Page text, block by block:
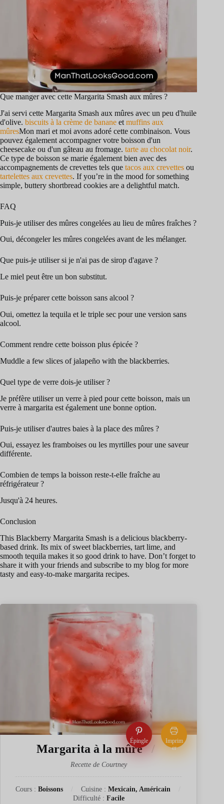
Que manger avec cette Margarita Smash aux mûres ?
J'ai servi cette Margarita Smash aux mûres avec un peu d'huile
d'olive. biscuits à la crème de banane et muffins aux
mûresMon mari et moi avons adoré cette combinaison. Vous
pouvez également accompagner votre boisson d'un
cheesecake ou d'un gâteau au fromage. tarte au chocolat noir.
Ce type de boisson se marie également bien avec des
accompagnements de crevettes tels que tacos aux crevettes ou
tartelettes aux crevettes. If you’re in the mood for something
simple, buttery shortbread cookies are a delightful match.
FAQ
Puis-je utiliser des mûres congelées au lieu de mûres fraîches ?
Oui, décongeler les mûres congelées avant de les mélanger.
Que puis-je utiliser si je n'ai pas de sirop d'agave ?
Le miel peut être un bon substitut.
Puis-je préparer cette boisson sans alcool ?
Oui, omettez la tequila et le triple sec pour une version sans
alcool.
Comment rendre cette boisson plus épicée ?
Muddle a few slices of jalapeño with the blackberries.
Quel type de verre dois-je utiliser ?
Je préfère utiliser un verre à pied pour cette boisson, mais un
verre à margarita est également une bonne option.
Puis-je utiliser d'autres baies à la place des mûres ?
Oui, essayez les framboises ou les myrtilles pour une saveur
différente.
Combien de temps la boisson reste-t-elle fraîche au
réfrigérateur ?
Jusqu'à 24 heures.
Conclusion
This Blackberry Margarita Smash is a delicious blackberry-
based drink. Its mix of sweet blackberries, tart lime, and
smooth tequila makes it so good drink to have. Don’t forget to
share it with your friends and subscribe to my blog for more
tasty and easy-to-make margarita recipes.
Épingle
Imprim
er
Margarita à la mûre
Recette de Courtney
Cours : Boissons Cuisine : Mexicain, Américain
Difficulté : Facile